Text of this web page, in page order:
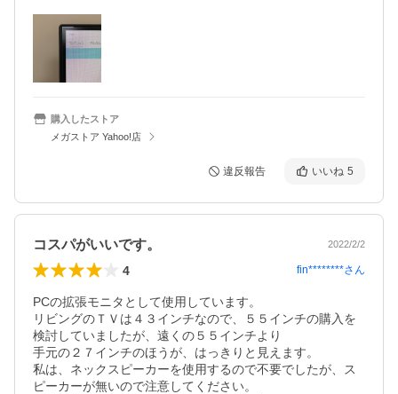
購入したストア
メガストア Yahoo!店
違反報告 いいね 5
コスパがいいです。 2022/2/2
4 fin********さん
PCの拡張モニタとして使用しています。
リビングのＴＶは４３インチなので、５５インチの購入を
検討していましたが、遠くの５５インチより
手元の２７インチのほうが、はっきりと見えます。
私は、ネックスピーカーを使用するので不要でしたが、ス
ピーカーが無いので注意してください。